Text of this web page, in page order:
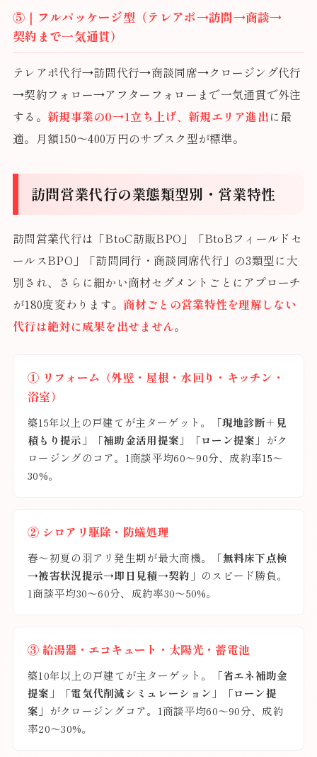
⑤｜フルパッケージ型（テレアポ→訪問→商談→
契約まで一気通貫）
テレアポ代行→訪問代行→商談同席→クロージング代行
→契約フォロー→アフターフォローまで一気通貫で外注
する。 新規事業の0→1立ち上げ、新規エリア進出に最
適。月額150〜400万円のサブスク型が標準。
訪問営業代行の業態類型別・営業特性
訪問営業代行は「BtoC訪販BPO」「BtoBフィールドセ
ールスBPO」「訪問同行・商談同席代行」の3類型に大
別され、さらに細かい商材セグメントごとにアプローチ
が180度変わります。 商材ごとの営業特性を理解しない
代行は絶対に成果を出せません。
① リフォーム（外壁・屋根・水回り・キッチン・
浴室）
築15年以上の戸建てが主ターゲット。
「現地診断＋見
積もり提示」「補助金活用提案」「ローン提案」 がク
ロージングのコア。1商談平均60〜90分、成約率15〜
30%。
② シロアリ駆除・防蟻処理
春〜初夏の羽アリ発生期が最大商機。
「無料床下点検
→被害状況提示→即日見積→契約」 のスピード勝負。
1商談平均30〜60分、成約率30〜50%。
③ 給湯器・エコキュート・太陽光・蓄電池
築10年以上の戸建てが主ターゲット。
「省エネ補助金
提案」「電気代削減シミュレーション」「ローン提
案」 がクロージングコア。1商談平均60〜90分、成約
率20〜30%。